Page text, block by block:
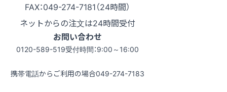
FAX：049-274-7181（24時間）
ネットからの注文は24時間受付
お問い合わせ
0120-589-519受付時間：9:00～16:00
携帯電話からご利用の場合049-274-7183